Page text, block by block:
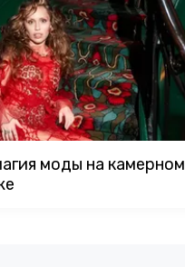
моды на камерном